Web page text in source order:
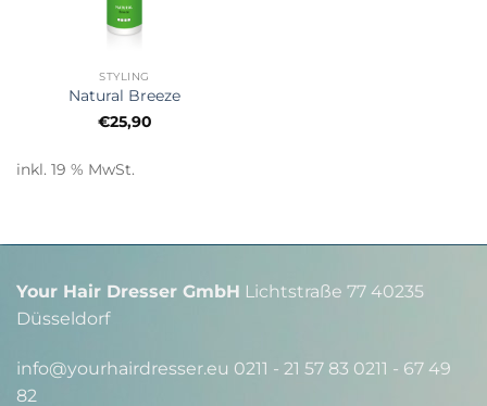
STYLING
Natural Breeze
€25,90
inkl. 19 % MwSt.
Your Hair Dresser GmbH Lichtstraße 77 40235
Düsseldorf
info@yourhairdresser.eu 0211 - 21 57 83 0211 - 67 49
82